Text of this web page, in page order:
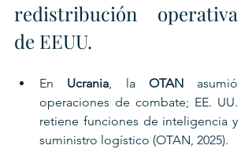
redistribución operativa
de EEUU.
En Ucrania, la OTAN asumió
operaciones de combate; EE. UU.
retiene funciones de inteligencia y
suministro logístico (OTAN, 2025).